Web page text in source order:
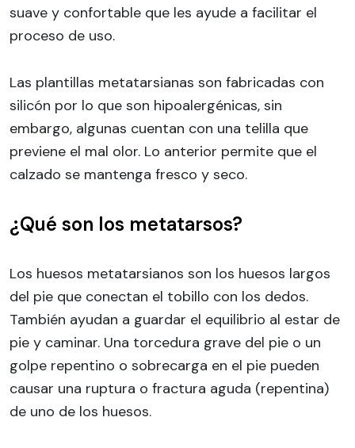
suave y confortable que les ayude a facilitar el
proceso de uso.
Las plantillas metatarsianas son fabricadas con
silicón por lo que son hipoalergénicas, sin
embargo, algunas cuentan con una telilla que
previene el mal olor. Lo anterior permite que el
calzado se mantenga fresco y seco.
¿Qué son los metatarsos?
Los huesos metatarsianos son los huesos largos
del pie que conectan el tobillo con los dedos.
También ayudan a guardar el equilibrio al estar de
pie y caminar. Una torcedura grave del pie o un
golpe repentino o sobrecarga en el pie pueden
causar una ruptura o fractura aguda (repentina)
de uno de los huesos.